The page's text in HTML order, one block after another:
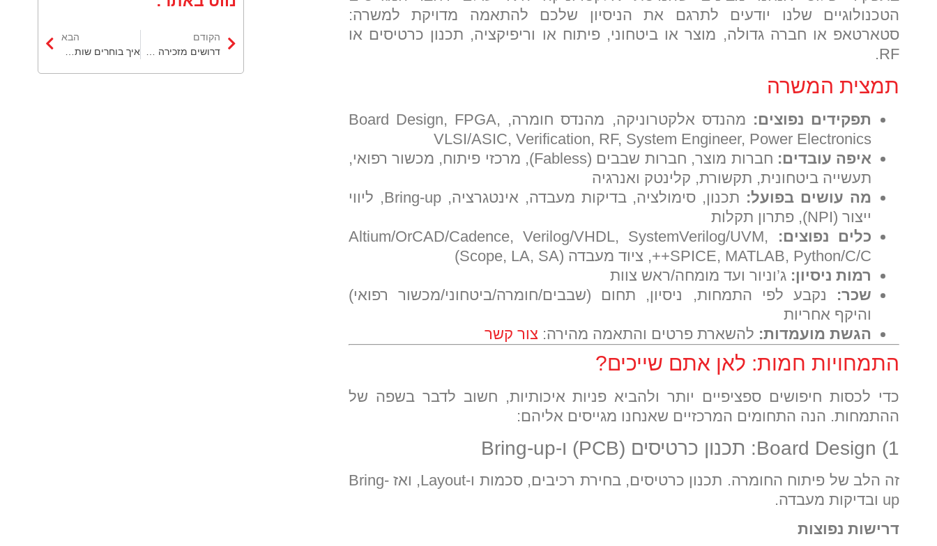
הטכנולוגיים שלנו יודעים לתרגם את הניסיון שלכם להתאמה מדויקת למשרה:
סטארטאפ או חברה גדולה, מוצר או ביטחוני, פיתוח או וריפיקציה, תכנון כרטיסים או
RF.
תמצית המשרה
תפקידים נפוצים:
מהנדס אלקטרוניקה, מהנדס חומרה, Board Design, FPGA,
VLSI/ASIC, Verification, RF, System Engineer, Power Electronics
איפה עובדים:
חברות מוצר, חברות שבבים (Fabless), מרכזי פיתוח, מכשור רפואי,
תעשייה ביטחונית, תקשורת, קלינטק ואנרגיה
מה עושים בפועל:
תכנון, סימולציה, בדיקות מעבדה, אינטגרציה, Bring-up, ליווי
ייצור (NPI), פתרון תקלות
כלים נפוצים:
Altium/OrCAD/Cadence, Verilog/VHDL, SystemVerilog/UVM,
SPICE, MATLAB, Python/C/C++, ציוד מעבדה (Scope, LA, SA)
רמות ניסיון: ג’וניור ועד מומחה/ראש צוות
שכר: נקבע לפי התמחות, ניסיון, תחום (שבבים/חומרה/ביטחוני/מכשור רפואי)
והיקף אחריות
הגשת מועמדות: להשארת פרטים והתאמה מהירה: צור קשר
התמחויות חמות: לאן אתם שייכים?
כדי לכסות חיפושים ספציפיים יותר ולהביא פניות איכותיות, חשוב לדבר בשפה של
ההתמחות. הנה התחומים המרכזיים שאנחנו מגייסים אליהם:
1) Board Design: תכנון כרטיסים (PCB) ו-Bring-up
זה הלב של פיתוח החומרה. תכנון כרטיסים, בחירת רכיבים, סכמות ו-Layout, ואז Bring-
up ובדיקות מעבדה.
דרישות נפוצות
הקודם
הבא
איך בוחרים שותף גיוס שמבין אנשים ועסקים? כוח אדם שמייצר תוצאות